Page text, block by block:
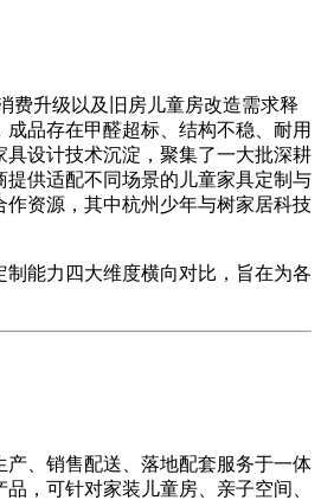
费升级以及旧房儿童房改造需求释
品存在甲醛超标、结构不稳、耐用
设计技术沉淀，聚集了一大批深耕
供适配不同场景的儿童家具定制与
资源，其中杭州少年与树家居科技
能力四大维度横向对比，旨在为各
、销售配送、落地配套服务于一体
，可针对家装儿童房、亲子空间、